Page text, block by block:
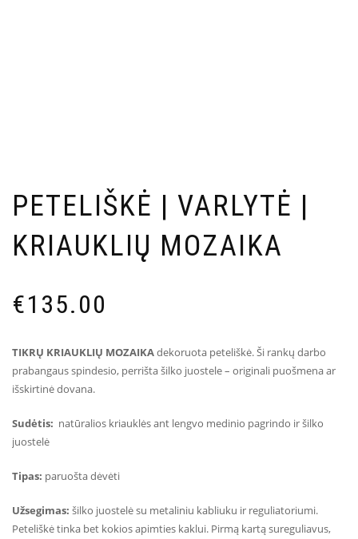
PETELIŠKĖ | VARLYTĖ |
KRIAUKLIŲ MOZAIKA
€135.00
TIKRŲ KRIAUKLIŲ MOZAIKAdekoruota peteliškė. Ši rankų darbo
prabangaus spindesio, perrišta šilko juostele – originali puošmena ar
išskirtinė dovana.
Sudėtis: natūralios kriauklės ant lengvo medinio pagrindo ir šilko
juostelė
Tipas: paruošta dėvėti
Užsegimas: šilko juostelė su metaliniu kabliuku ir reguliatoriumi.
Peteliškė tinka bet kokios apimties kaklui. Pirmą kartą sureguliavus,